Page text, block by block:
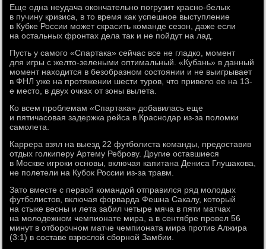
Еще одна неудача окончательно погрузит красно-белых
в пучину кризиса, в то время как успешное выступление
в Кубке России может скрасить команде сезон, даже если
на остальных фронтах дела так и не пойдут на лад.
Пусть у самого «Спартака» сейчас все не гладко, момент
для игры с желто-зелеными оптимальный. «Кубань» в данный
момент находится в безобразном состоянии и не выигрывает
в ФНЛ уже на протяжении шести туров, что привело ее на 13-
е место, в двух очках от зоны вылета.
Ко всем проблемам «Спартака» добавилась еще
и пятичасовая задержка рейса в Краснодар из-за поломки
самолета.
Каррера взял на выезд 22 футболиста команды, предоставив
отдых голкиперу Артему Реброву. Другие оставшиеся
в Москве игроки основы, включая капитана Дениса Глушакова,
не полетели на Кубок России из-за травм.
Зато вместе с первой командой отправился ряд молодых
футболистов, включая форварда Фешна Сакалу, который
на стыке весны и лета забил четыре мяча в пяти матчах
на молодежном чемпионате мира, а в сентябре провел 56
минут в отборочном матче чемпионата мира против Алжира
(3:1) в составе взрослой сборной Замбии.